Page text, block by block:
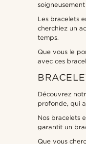
Les bracelets
cherchiez un
temps.
Que vous le
avec ces
Découvrez
profonde, qui
Nos bracelets
garantit un
Que vous